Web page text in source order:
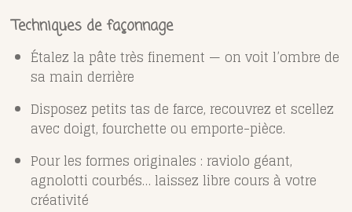
Techniques de façonnage
Étalez la pâte très finement — on voit l’ombre de
sa main derrière
Disposez petits tas de farce, recouvrez et scellez
avec doigt, fourchette ou emporte-pièce.
Pour les formes originales : raviolo géant,
agnolotti courbés… laissez libre cours à votre
créativité